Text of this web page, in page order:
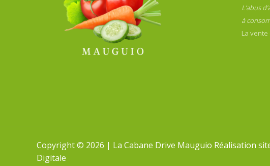
L’abus
à
La
Copyright © 2026 | La Cabane Drive Mauguio Réalisation
Digitale